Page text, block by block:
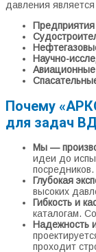
давления
Научно-
Авиационные
Почему
для задач
Мы —
идеи до
посредников.
Глубокая
высоких
Гибкость и
каталогам.
Надежность
проходит